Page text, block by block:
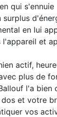
qui s'ennuie
surplus
en lui
l'appareil et
actif,
plus de
l'a bien
et votre
vos